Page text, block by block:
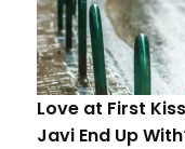
Love at First
Javi End Up